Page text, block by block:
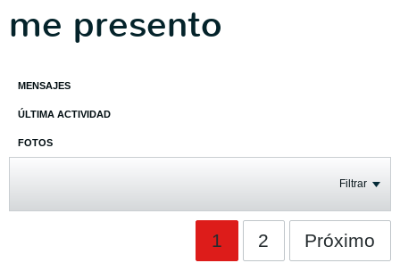
me presento
MENSAJES
ÚLTIMA ACTIVIDAD
FOTOS
Filtrar
1 2 Próximo